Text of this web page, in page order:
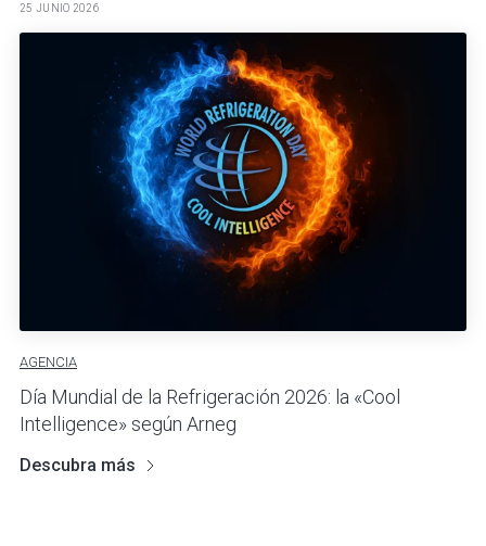
25 JUNIO 2026
AGENCIA
Día Mundial de la Refrigeración 2026: la «Cool
Intelligence» según Arneg
Descubra más